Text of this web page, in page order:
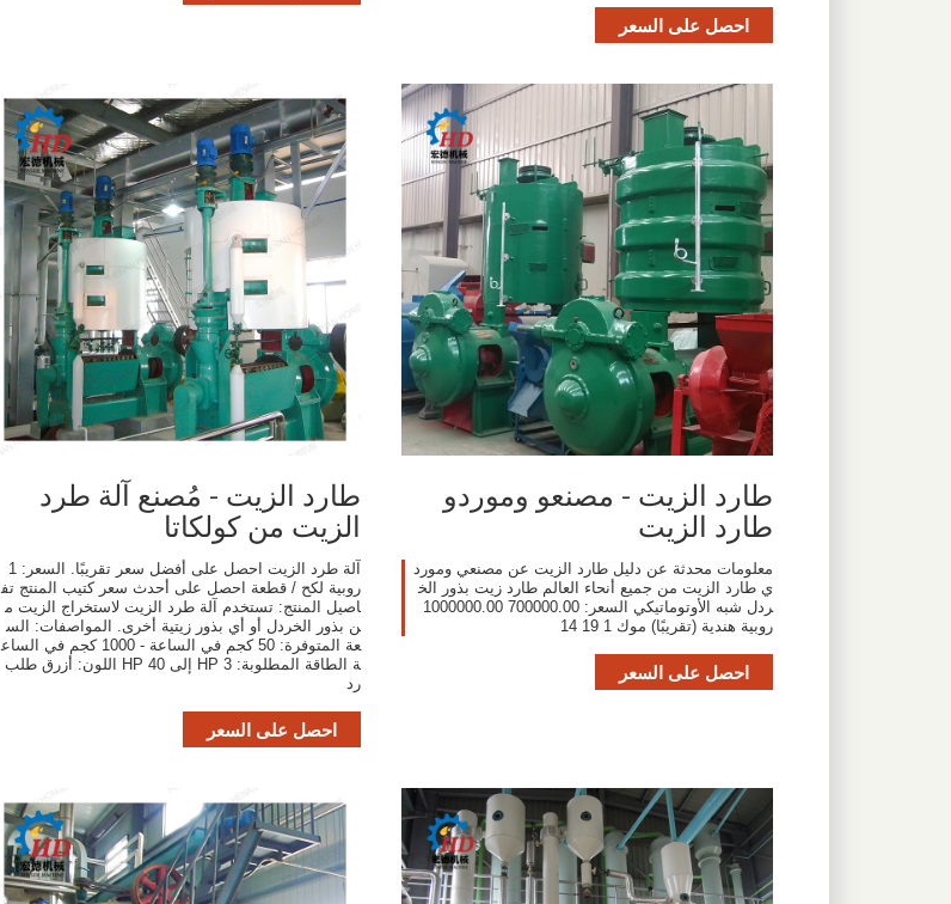
احصل على السعر
طارد الزيت - مصنعو وموردو
طارد الزيت
معلومات محدثة عن دليل طارد الزيت عن مصنعي ومورد
ي طارد الزيت من جميع أنحاء العالم طارد زيت بذور الخ
ردل شبه الأوتوماتيكي السعر: 700000.00 1000000.00
روبية هندية (تقريبًا) موك 1 19 14
احصل على السعر
طارد الزيت - مُصنع آلة طرد
الزيت من كولكاتا
آلة طرد الزيت احصل على أفضل سعر تقريبًا. السعر: 1
روبية لكح / قطعة احصل على أحدث سعر كتيب المنتج تف
اصيل المنتج: تستخدم آلة طرد الزيت لاستخراج الزيت م
ن بذور الخردل أو أي بذور زيتية أخرى. المواصفات: الس
عة المتوفرة: 50 كجم في الساعة - 1000 كجم في الساع
ة الطاقة المطلوبة: 3 HP إلى 40 HP اللون: أزرق طلب
رد
احصل على السعر